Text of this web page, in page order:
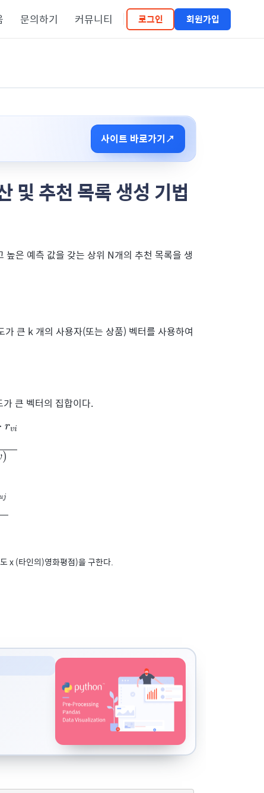
문의하기 커뮤니티 로그인 회원가입
사이트 바로가기↗
및 추천 목록 생성 기법
은 예측 값을 갖는 상위 N개의 추천 목록을 생
큰 k 개의 사용자(또는 상품) 벡터를 사용하여
큰 벡터의 집합이다.
⋅ rvi
)
∑v∈
j
j∈
x (타인의)영화평점)을 구한다.